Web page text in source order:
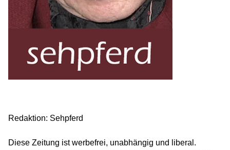
Redaktion: Sehpferd
Diese Zeitung ist werbefrei, unabhängig und liberal.